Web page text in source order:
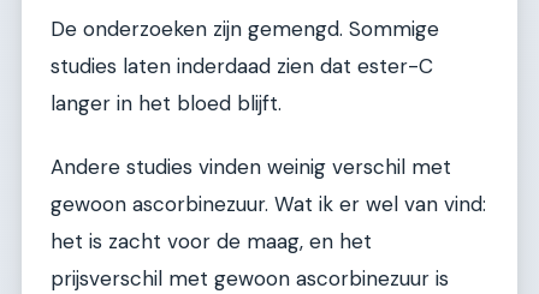
De onderzoeken zijn gemengd. Sommige
studies laten inderdaad zien dat ester-C
langer in het bloed blijft.
Andere studies vinden weinig verschil met
gewoon ascorbinezuur. Wat ik er wel van vind:
het is zacht voor de maag, en het
prijsverschil met gewoon ascorbinezuur is